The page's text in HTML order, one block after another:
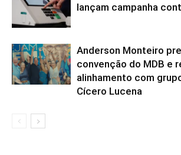
lançam campanha
Anderson Monteiro
convenção do MDB e
alinhamento com
Cícero Lucena